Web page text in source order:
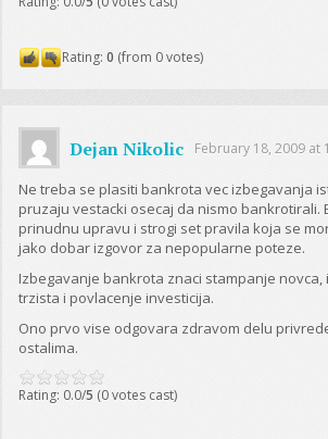
Rating:0 (from 0 votes)
Dejan Nikolic February 18, 2009 at
Ne treba se plasiti bankrota vec izbegavanja
pruzaju vestacki osecaj da nismo bankrotirali.
prinudnu upravu i strogi set pravila koja se
jako dobar izgovor za nepopularne poteze.
Izbegavanje bankrota znaci stampanje
trzista i povlacenje investicija.
Ono prvo vise odgovara zdravom delu
ostalima.
Rating: 0.0/5 (0 votes cast)